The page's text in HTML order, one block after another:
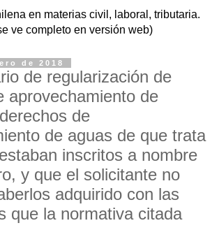
en materias civil, laboral, tributaria.
ve completo en versión web)
de 2018
de regularización de
aprovechamiento de
de
de aguas de que trata
inscritos a nombre
y que el solicitante no
adquirido con las
que la normativa citada